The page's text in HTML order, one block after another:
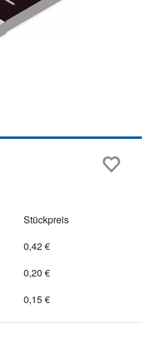
Stückpreis
0,42 €
0,20 €
0,15 €